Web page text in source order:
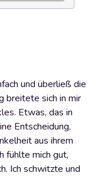
und überließ die
breitete sich in mir
Etwas, das in
Entscheidung,
aus ihrem
fühlte mich gut,
Ich schwitzte und